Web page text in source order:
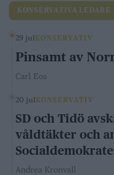
KONSERVATIVA LEDARE
29 jul KONSERVATIV
Pinsamt av
Carl Eos
20 jul KONSERVATIV
SD och Tidö
våldtäkter och
Andrea Kronvall